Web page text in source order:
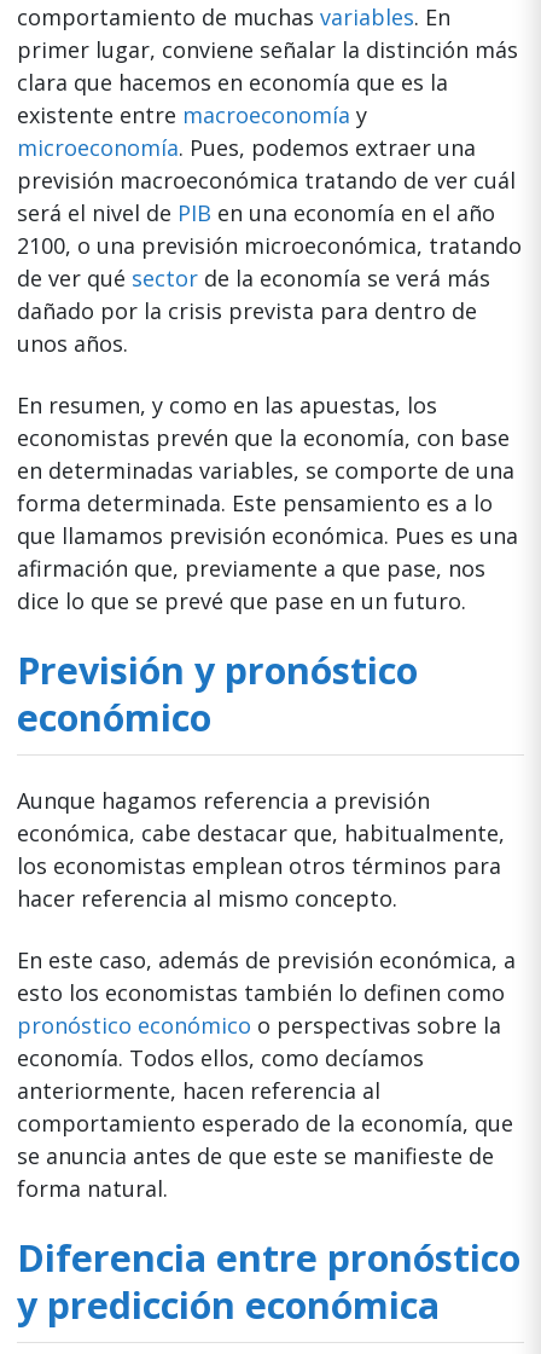
comportamiento de muchas variables. En
primer lugar, conviene señalar la distinción más
clara que hacemos en economía que es la
existente entre macroeconomía y
microeconomía. Pues, podemos extraer una
previsión macroeconómica tratando de ver cuál
será el nivel de PIB en una economía en el año
2100, o una previsión microeconómica, tratando
de ver qué sectorde la economía se verá más
dañado por la crisis prevista para dentro de
unos años.
En resumen, y como en las apuestas, los
economistas prevén que la economía, con base
en determinadas variables, se comporte de una
forma determinada. Este pensamiento es a lo
que llamamos previsión económica. Pues es una
afirmación que, previamente a que pase, nos
dice lo que se prevé que pase en un futuro.
Previsión y pronóstico
económico
Aunque hagamos referencia a previsión
económica, cabe destacar que, habitualmente,
los economistas emplean otros términos para
hacer referencia al mismo concepto.
En este caso, además de previsión económica, a
esto los economistas también lo definen como
pronóstico económico o perspectivas sobre la
economía. Todos ellos, como decíamos
anteriormente, hacen referencia al
comportamiento esperado de la economía, que
se anuncia antes de que este se manifieste de
forma natural.
Diferencia entre pronóstico
y predicción económica